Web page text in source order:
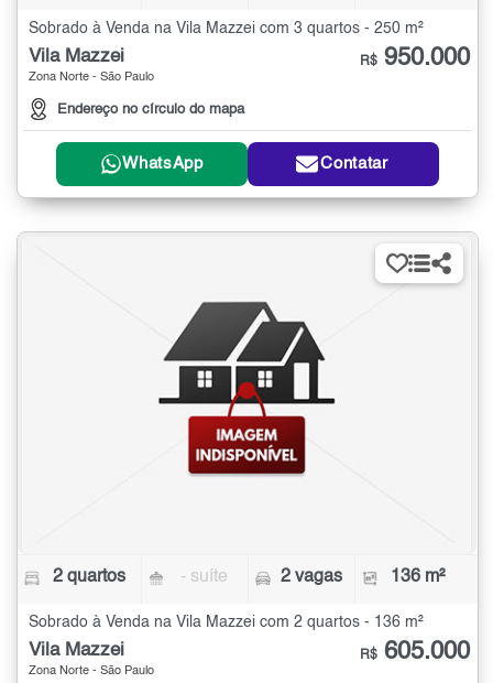
Sobrado à Venda na Vila Mazzei com 3 quartos - 250 m²
Vila Mazzei
Zona Norte - São Paulo
Endereço no círculo do mapa
R$ 950.000
WhatsApp Contatar
2 quartos - suíte 2 vagas 136 m²
Sobrado à Venda na Vila Mazzei com 2 quartos - 136 m²
Vila Mazzei
Zona Norte - São Paulo
R$ 605.000